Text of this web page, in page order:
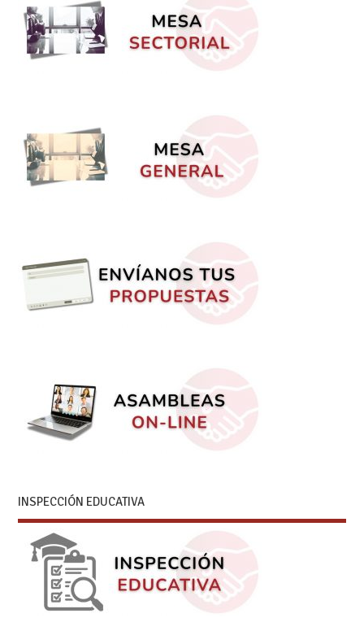
INSPECCIÓN EDUCATIVA